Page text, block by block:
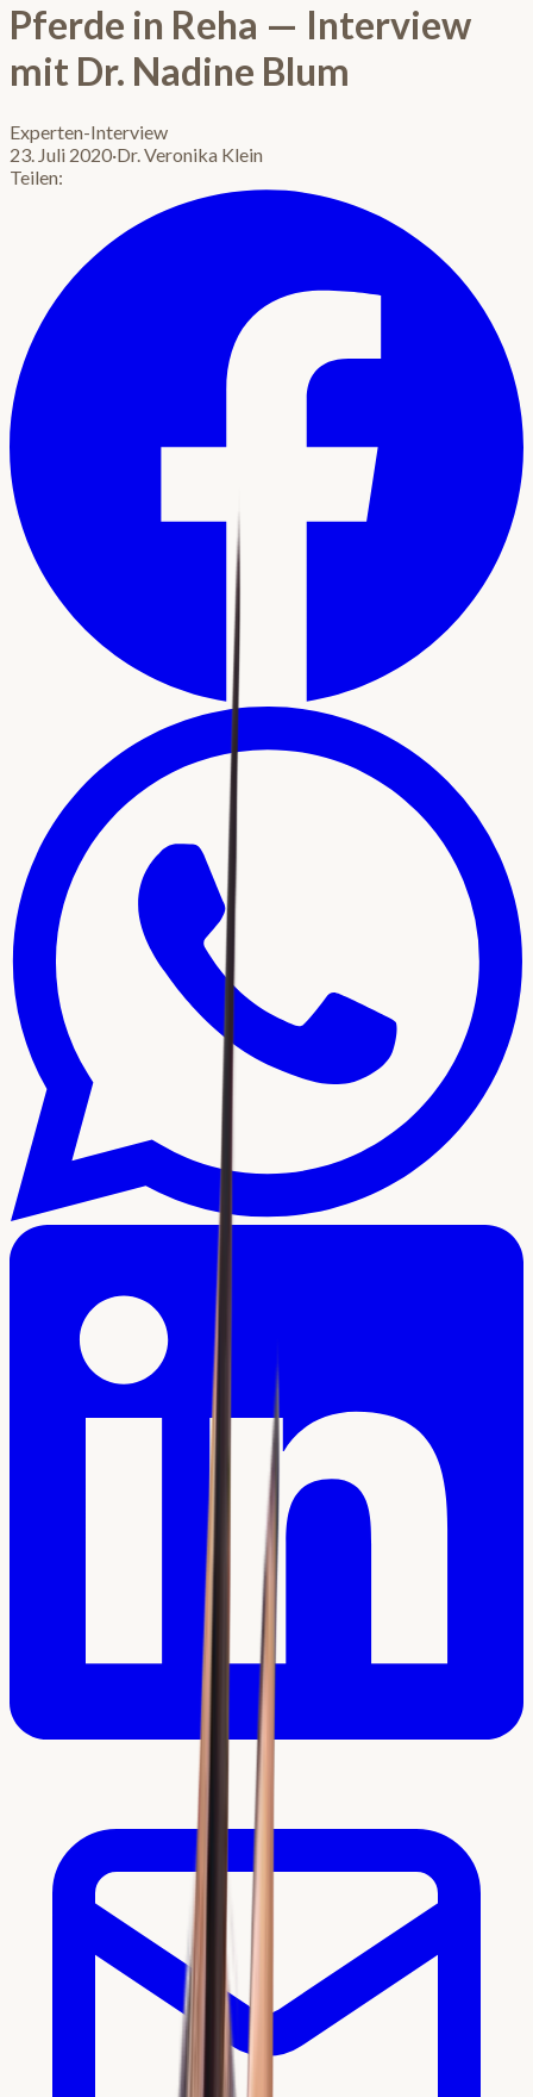
Pferde in Reha — Interview
mit Dr. Nadine Blum
Experten-Interview
23. Juli 2020·Dr. Veronika Klein
Teilen: